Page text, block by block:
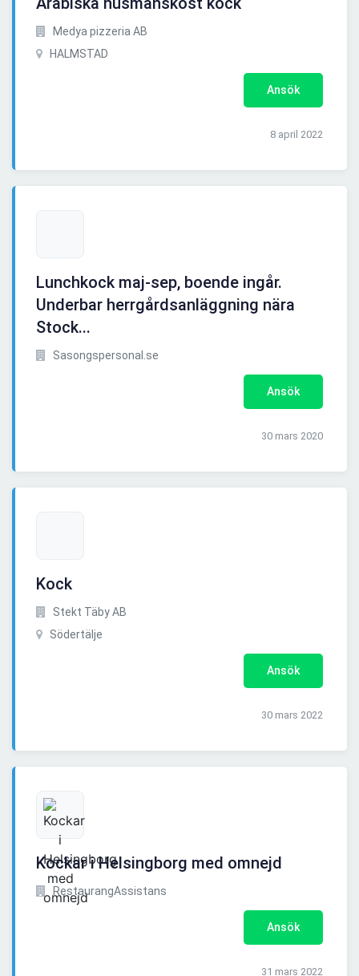
Medya pizzeria AB
HALMSTAD
Ansök
8 april 2022
Lunchkock maj-sep, boende ingår.
Underbar herrgårdsanläggning nära
Stock...
Sasongspersonal.se
Ansök
30 mars 2020
Kock
Stekt Täby AB
Södertälje
Ansök
30 mars 2022
Kockar i Helsingborg med omnejd
RestaurangAssistans
Ansök
31 mars 2022